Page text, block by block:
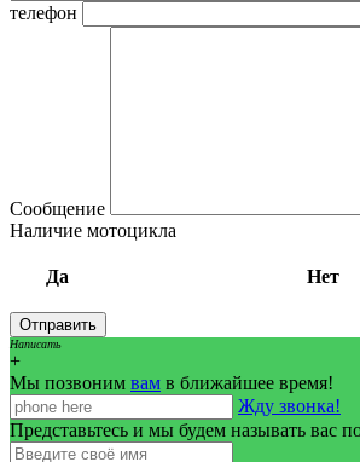
телефон
Сообщение
Наличие мотоцикла
Да Нет
Написать
+
Мы позвоним вам в ближайшее время!
Жду звонка!
Представьтесь и мы будем называть вас